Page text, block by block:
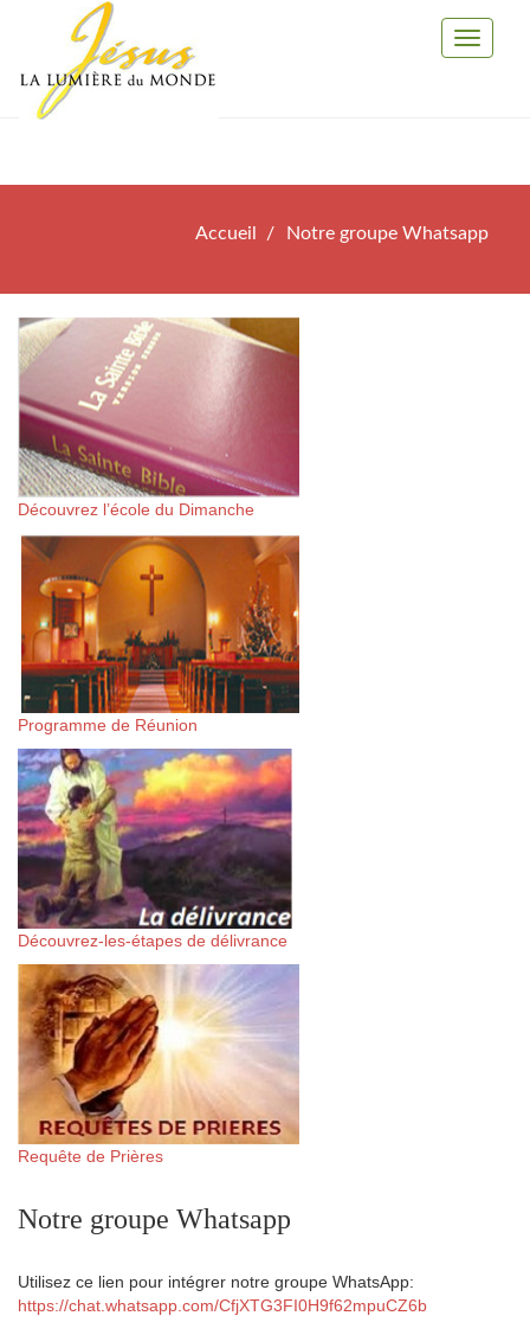
Toggle
Accueil Notre groupe Whatsapp
Découvrez l’école du Dimanche
Programme de Réunion
Découvrez-les-étapes de délivrance
Requête de Prières
Notre groupe Whatsapp
Utilisez ce lien pour intégrer notre groupe WhatsApp:
https://chat.whatsapp.com/CfjXTG3FI0H9f62mpuCZ6b